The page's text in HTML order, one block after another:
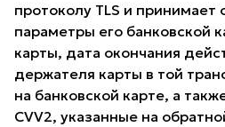
протоколу TLS и принимает
параметры его банковской
карты, дата окончания
держателя карты в той
на банковской карте, а
CVV2, указанные на